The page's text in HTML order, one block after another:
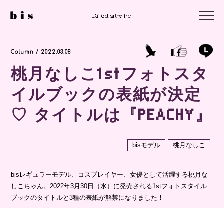
Column
Column / 2022.03.08
桃月なしこ1stフォトスタ
イルブックの表紙が決定
♡ タイトルは『PEACHY』
bisモデル 桃月なしこ
bisレギュラーモデル、コスプレイヤー、女優として活躍する桃月な
しこちゃん。2022年3月30日（水）に発売される1stフォトスタイル
ブックのタイトルと3種の表紙が解禁になりました！
Column
Lifestyle